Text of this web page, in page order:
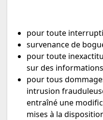
pour toute
survenance de
pour toute
sur des
pour tous
intrusion
entraîné une
mises à la